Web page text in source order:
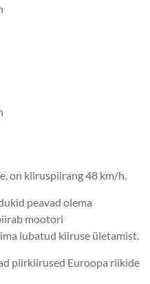
on kiiruspiirang 48 km/h.
peavad olema
mootori
lubatud kiiruse ületamist.
piirkiirused Euroopa riikide